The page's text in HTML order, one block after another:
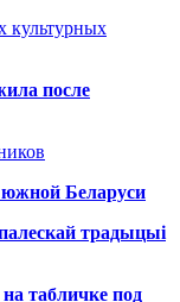
культурных
после
Беларуси
традыцыі
табличке под